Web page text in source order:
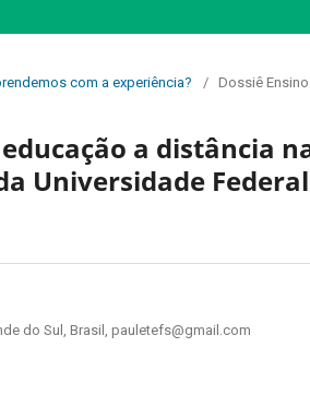
com a experiência? / Dossiê
a distância
Universidade
do Sul, Brasil, pauletefs@gmail.com